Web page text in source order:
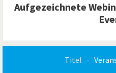
Aufgezeichnete
Titel